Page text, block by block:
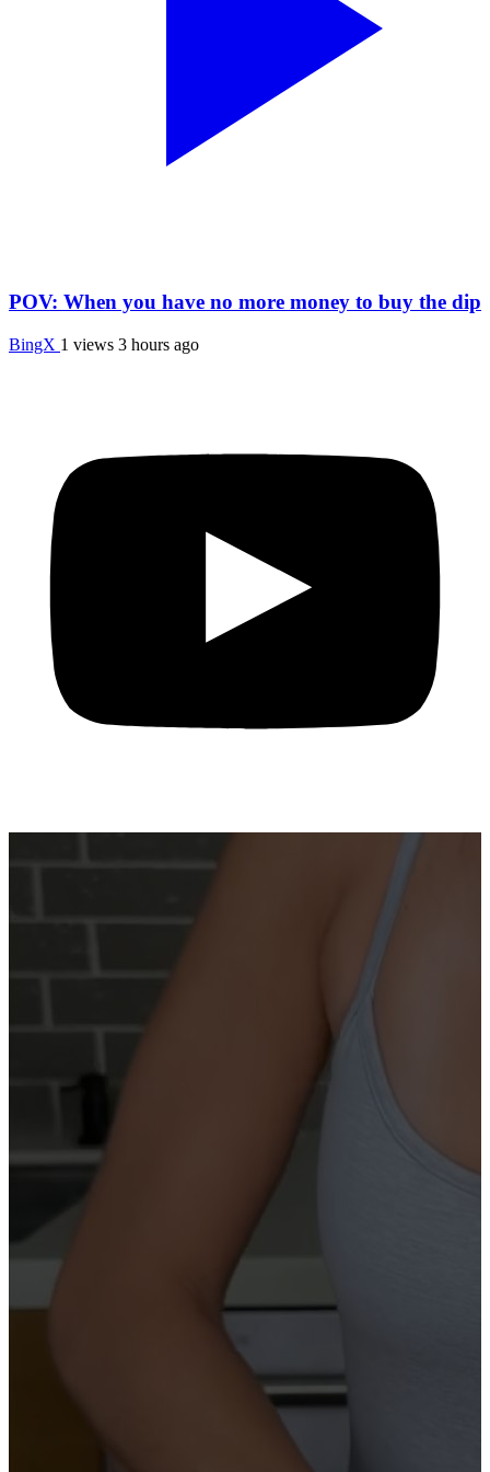
POV: When you have no more money to buy the dip
BingX 1 views 3 hours ago